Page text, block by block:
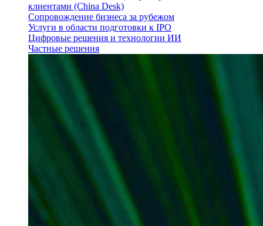
клиентами (China Desk)
Сопровождение бизнеса за рубежом
Услуги в области подготовки к IPO
Цифровые решения и технологии ИИ
Частные решения